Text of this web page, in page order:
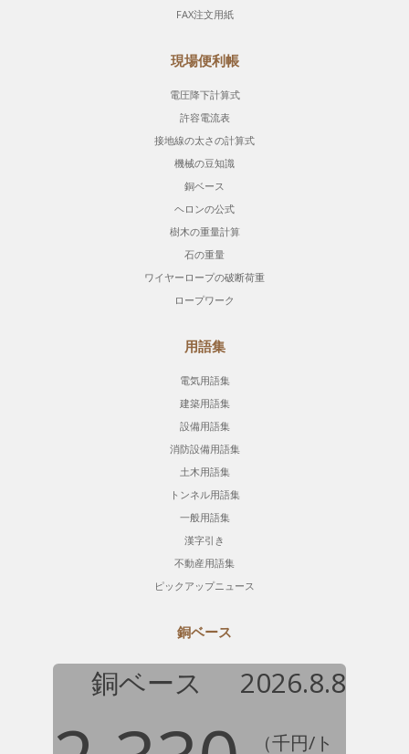
FAX注文用紙
現場便利帳
電圧降下計算式
許容電流表
接地線の太さの計算式
機械の豆知識
銅ベース
ヘロンの公式
樹木の重量計算
石の重量
ワイヤーロープの破断荷重
ロープワーク
用語集
電気用語集
建築用語集
設備用語集
消防設備用語集
土木用語集
トンネル用語集
一般用語集
漢字引き
不動産用語集
ピックアップニュース
銅ベース
銅ベース 2026.8.8
（千円/ト